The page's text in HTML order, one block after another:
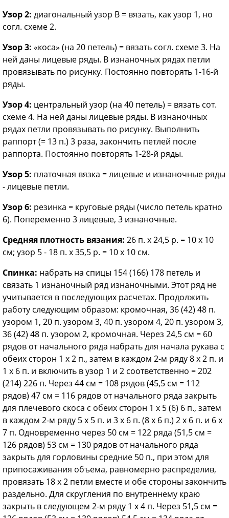
Узор 2: диагональный узор В = вязать, как узор 1, но
согл. схеме 2.
Узор 3: «коса» (на 20 петель) = вязать согл. схеме 3. На
ней даны лицевые ряды. В изнаночных рядах петли
провязывать по рисунку. Постоянно повторять 1-16-й
ряды.
Узор 4: центральный узор (на 40 петель) = вязать сот.
схеме 4. На ней даны лицевые ряды. В изнаночных
рядах петли провязывать по рисунку. Выполнить
раппорт (= 13 п.) 3 раза, закончить петлей после
раппорта. Постоянно повторять 1-28-й ряды.
Узор 5: платочная вязка = лицевые и изнаночные ряды
- лицевые петли.
Узор 6: резинка = круговые ряды (число петель кратно
6). Попеременно 3 лицевые, 3 изнаночные.
Средняя плотность вязания: 26 п. х 24,5 р. = 10 х 10
см; узор 5 - 18 п. х 35,5 р. = 10 х 10 см.
Спинка: набрать на спицы 154 (166) 178 петель и
связать 1 изнаночный ряд изнаночными. Этот ряд не
учитывается в последующих расчетах. Продолжить
работу следующим образом: кромочная, 36 (42) 48 п.
узором 1, 20 п. узором 3, 40 п. узором 4, 20 п. узором 3,
36 (42) 48 п. узором 2, кромочная. Через 24,5 см = 60
рядов от начального ряда набрать для начала рукава с
обеих сторон 1 х 2 п., затем в каждом 2-м ряду 8 х 2 п. и
1 х 6 п. и включить в узор 1 и 2 соответственно = 202
(214) 226 п. Через 44 см = 108 рядов (45,5 см = 112
рядов) 47 см = 116 рядов от начального ряда закрыть
для плечевого скоса с обеих сторон 1 х 5 (6) 6 п., затем
в каждом 2-м ряду 5 х 5 п. и 3 х 6 п. (8 х 6 п.) 2 х 6 п. и 6 х
7 п. Одновременно через 50 см = 122 ряда (51,5 см =
126 рядов) 53 см = 130 рядов от начального ряда
закрыть для горловины средние 50 п., при этом для
припосаживания объема, равномерно распределив,
провязать 18 х 2 петли вместе и обе стороны закончить
раздельно. Для скругления по внутреннему краю
закрыть в следующем 2-м ряду 1 х 4 п. Через 51,5 см =